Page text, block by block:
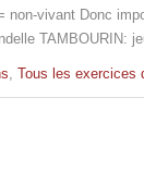
non-vivant Donc
TAMBOURIN:
, Tous les exercices